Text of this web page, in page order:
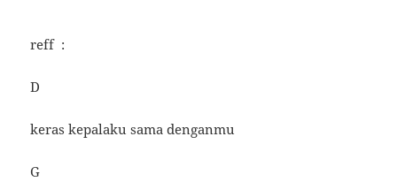
reff :
D
keras kepalaku sama denganmu
G